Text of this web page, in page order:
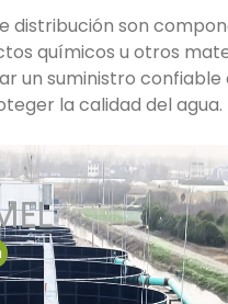
distribución son
químicos u otros
un suministro
la calidad del agua.